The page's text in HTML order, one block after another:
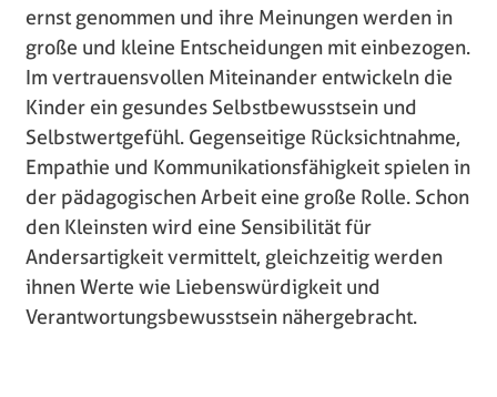
ernst genommen und ihre Meinungen werden in
große und kleine Entscheidungen mit einbezogen.
Im vertrauensvollen Miteinander entwickeln die
Kinder ein gesundes Selbstbewusstsein und
Selbstwertgefühl. Gegenseitige Rücksichtnahme,
Empathie und Kommunikationsfähigkeit spielen in
der pädagogischen Arbeit eine große Rolle. Schon
den Kleinsten wird eine Sensibilität für
Andersartigkeit vermittelt, gleichzeitig werden
ihnen Werte wie Liebenswürdigkeit und
Verantwortungsbewusstsein nähergebracht.